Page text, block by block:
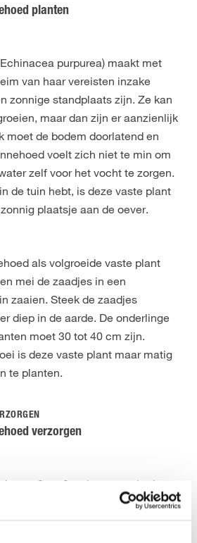
planten
purpurea) maakt met
van haar vereisten inzake
zonnige standplaats zijn. Ze kan
maar dan zijn er aanzienlijk
moet de bodem doorlatend en
voelt zich niet te min om
zelf voor het vocht te zorgen.
de tuin hebt, is deze vaste plant
plaatsje aan de oever.
als volgroeide vaste plant
mei de zaadjes in een
zaaien. Steek de zaadjes
diep in de aarde. De onderlinge
moet 30 tot 40 cm zijn.
is deze vaste plant maar matig
te planten.
verzorgen
van 2 tot 3 weken moet je de
houden. Daarna geeft de paarse